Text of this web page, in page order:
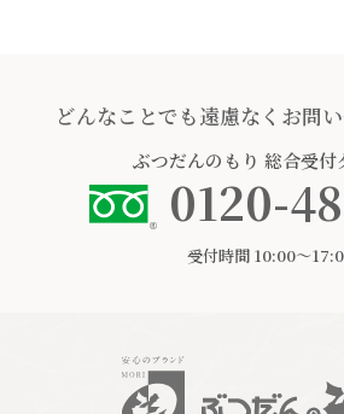
どんなことでも遠慮なくお問
ぶつだんのもり 総合受付
0120-
受付時間 10:00〜